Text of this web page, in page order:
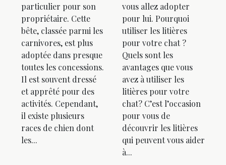
particulier pour son
propriétaire. Cette
bête, classée parmi les
carnivores, est plus
adoptée dans presque
toutes les concessions.
Il est souvent dressé
et apprêté pour des
activités. Cependant,
il existe plusieurs
races de chien dont
les...
vous allez adopter
pour lui. Pourquoi
utiliser les litières
pour votre chat ?
Quels sont les
avantages que vous
avez à utiliser les
litières pour votre
chat? C’est l’occasion
pour vous de
découvrir les litières
qui peuvent vous aider
à...